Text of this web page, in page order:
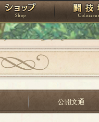
オ ショップ
公開文通